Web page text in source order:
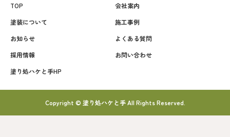
TOP
会社案内
塗装について
施工事例
お知らせ
よくある質問
採用情報
お問い合わせ
塗り処ハケと手HP
Copyright © 塗り処ハケと手 All Rights Reserved.